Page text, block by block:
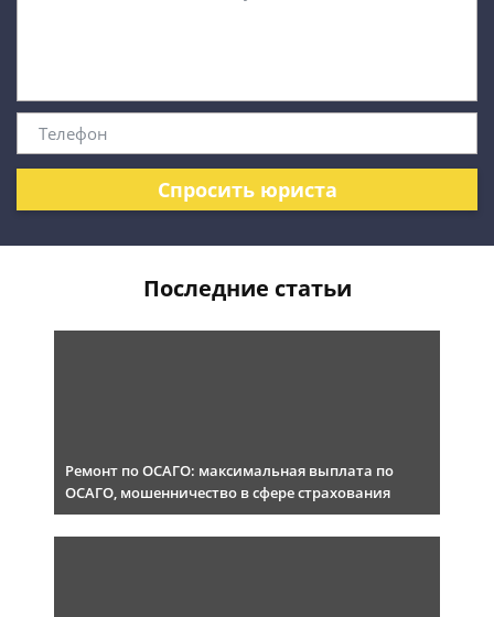
Спросить юриста
Последние статьи
Ремонт по ОСАГО: максимальная выплата по
ОСАГО, мошенничество в сфере страхования